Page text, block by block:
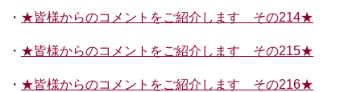
・ ★皆様からのコメントをご紹介します その214★
・ ★皆様からのコメントをご紹介します その215★
・ ★皆様からのコメントをご紹介します その216★